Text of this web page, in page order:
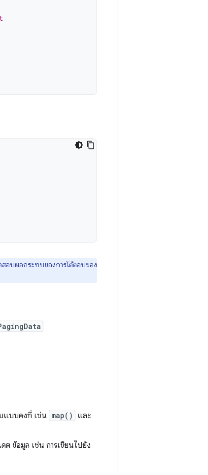
สอบผลกระทบของการโต้ตอบของ
แบบคงที่ เช่น map() และ
ต ข้อมูล เช่น การเขียนไปยัง